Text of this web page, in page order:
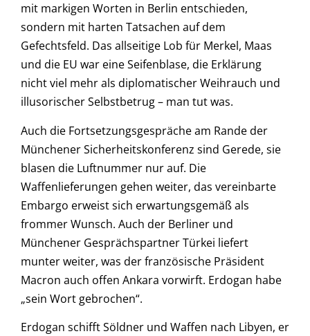
mit markigen Worten in Berlin entschieden,
sondern mit harten Tatsachen auf dem
Gefechtsfeld. Das allseitige Lob für Merkel, Maas
und die EU war eine Seifenblase, die Erklärung
nicht viel mehr als diplomatischer Weihrauch und
illusorischer Selbstbetrug – man tut was.
Auch die Fortsetzungsgespräche am Rande der
Münchener Sicherheitskonferenz sind Gerede, sie
blasen die Luftnummer nur auf. Die
Waffenlieferungen gehen weiter, das vereinbarte
Embargo erweist sich erwartungsgemäß als
frommer Wunsch. Auch der Berliner und
Münchener Gesprächspartner Türkei liefert
munter weiter, was der französische Präsident
Macron auch offen Ankara vorwirft. Erdogan habe
„sein Wort gebrochen“.
Erdogan schifft Söldner und Waffen nach Libyen, er